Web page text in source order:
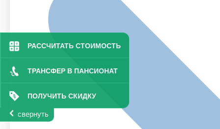
РАССЧИТАТЬ СТОИМОСТЬ
ТРАНСФЕР В ПАНСИОНАТ
ПОЛУЧИТЬ СКИДКУ
свернуть